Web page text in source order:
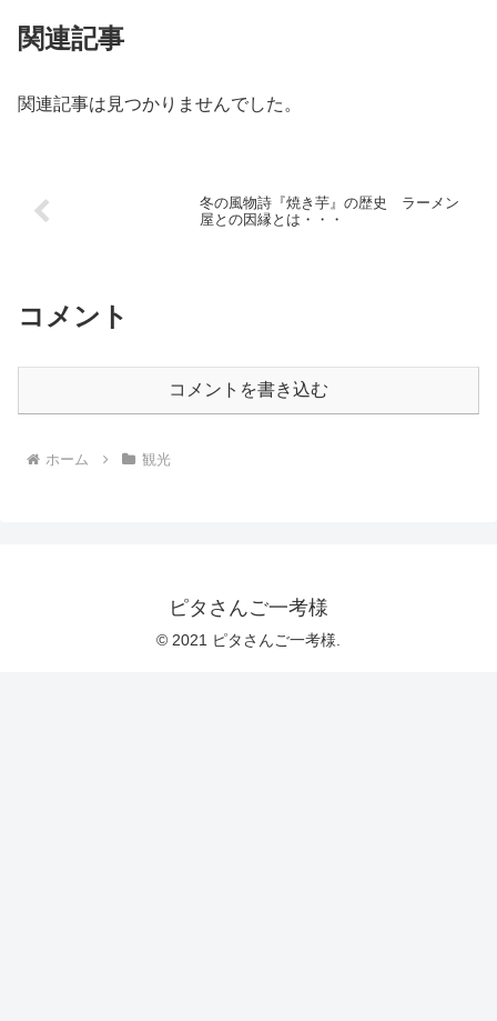
関連記事
関連記事は見つかりませんでした。
冬の風物詩『焼き芋』の歴史 ラーメン
屋との因縁とは・・・
コメント
コメントを書き込む
ホーム 観光
ピタさんご一考様
© 2021 ピタさんご一考様.